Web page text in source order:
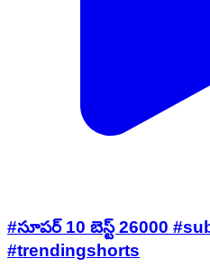
#సూపర్ 10 బెస్ట్ 26000
#trendingshorts